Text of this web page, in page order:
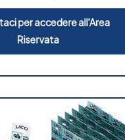
per accedere all'Area
Riservata